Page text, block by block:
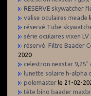
RESERVE skywatcher
valise oculaires meade
réservé Tube
série oculaires vixen
réservé. Filtre Baader
2020
celestron nexstar 9,25"
lunette solaire h-alpha
polemaster le 21-02-
tête bino baader